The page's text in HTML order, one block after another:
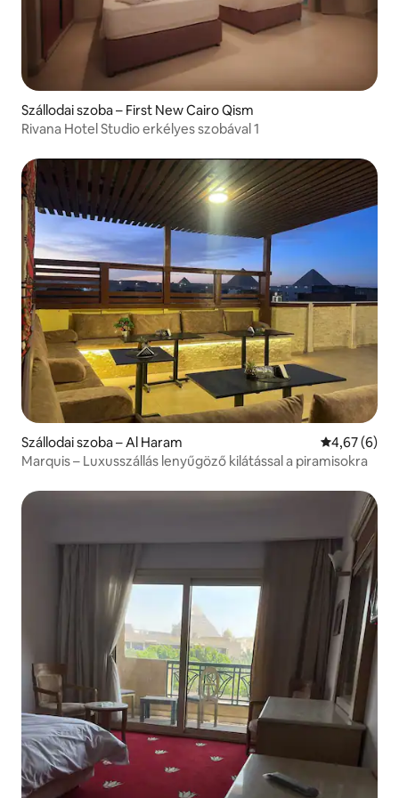
Szállodai szoba – First New Cairo Qism
Rivana Hotel Studio erkélyes szobával 1
Szállodai szoba – Al Haram Átlagos
4,67 (6)
Marquis – Luxusszállás lenyűgöző kilátással a piramisokra